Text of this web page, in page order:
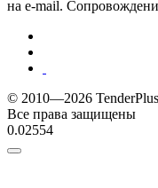
на e-mail.
© 2010—2026 TenderPlus
Все права защищены
0.02554